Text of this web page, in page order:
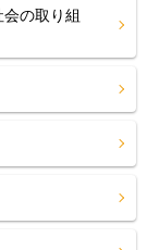
の取り組